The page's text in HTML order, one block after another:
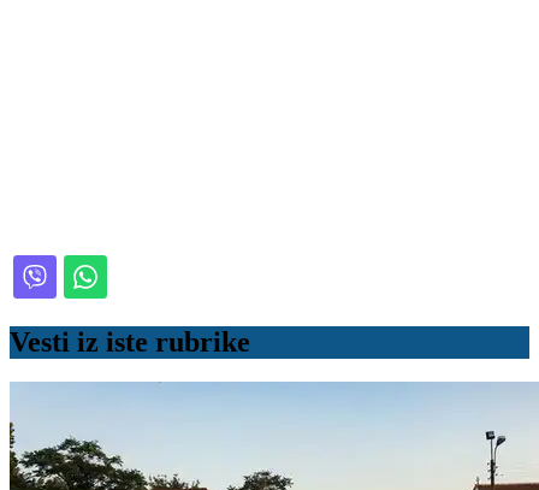
Vesti iz iste rubrike